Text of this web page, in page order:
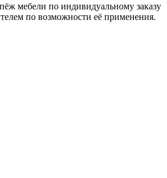
мебели по индивидуальному заказу
по возможности её применения.